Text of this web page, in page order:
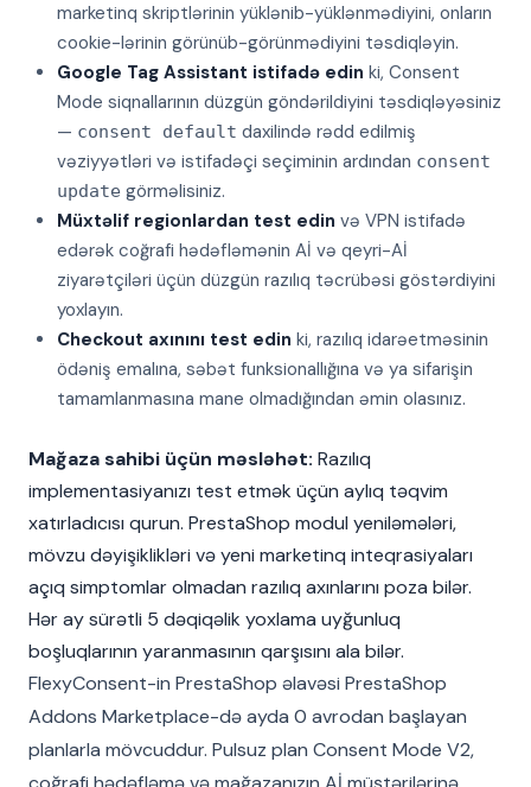
marketinq skriptlərinin yüklənib-yüklənmədiyini, onların
cookie-lərinin görünüb-görünmədiyini təsdiqləyin.
Google Tag Assistant istifadə edin ki, Consent
Mode siqnallarının düzgün göndərildiyini təsdiqləyəsiniz
— consent default daxilində rədd edilmiş
vəziyyətləri və istifadəçi seçiminin ardından consent
update görməlisiniz.
Müxtəlif regionlardan test edin və VPN istifadə
edərək coğrafi hədəfləmənin Aİ və qeyri-Aİ
ziyarətçiləri üçün düzgün razılıq təcrübəsi göstərdiyini
yoxlayın.
Checkout axınını test edin ki, razılıq idarəetməsinin
ödəniş emalına, səbət funksionallığına və ya sifarişin
tamamlanmasına mane olmadığından əmin olasınız.
Mağaza sahibi üçün məsləhət: Razılıq
implementasiyanızı test etmək üçün aylıq təqvim
xatırladıcısı qurun. PrestaShop modul yeniləmələri,
mövzu dəyişiklikləri və yeni marketinq inteqrasiyaları
açıq simptomlar olmadan razılıq axınlarını poza bilər.
Hər ay sürətli 5 dəqiqəlik yoxlama uyğunluq
boşluqlarının yaranmasının qarşısını ala bilər.
FlexyConsent-in PrestaShop əlavəsi PrestaShop
Addons Marketplace-də ayda 0 avrodan başlayan
planlarla mövcuddur. Pulsuz plan Consent Mode V2,